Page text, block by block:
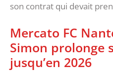
son contrat qui devait
Mercato FC
Simon prolonge
jusqu’en 2026